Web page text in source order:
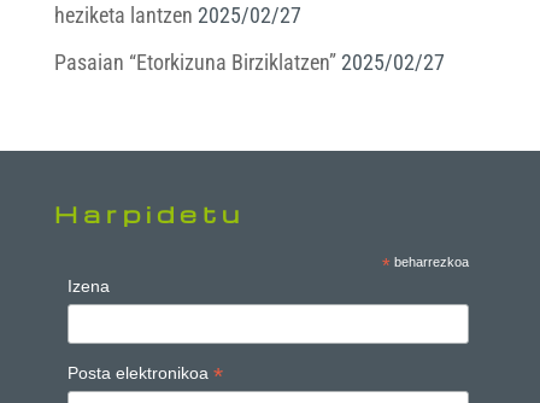
heziketa lantzen 2025/02/27
Pasaian “Etorkizuna Birziklatzen” 2025/02/27
Harpidetu
* beharrezkoa
Izena
Posta elektronikoa *